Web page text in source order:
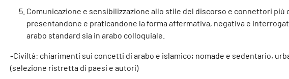
Comunicazione e sensibilizzazione allo stile del discorso e connettori
presentandone e praticandone la forma affermativa, negativa e
arabo standard sia in arabo colloquiale.
-Civiltà: chiarimenti sui concetti di arabo e islamico; nomade e sedentario,
(selezione ristretta di paesi e autori)